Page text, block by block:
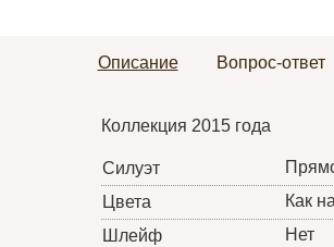
Описание Вопрос-ответ
Коллекция 2015 года
Силуэт
Цвета
Как
Шлейф
Нет